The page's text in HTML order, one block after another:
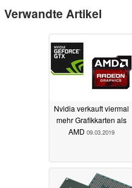
Verwandte Artikel
Nvidia verkauft viermal
mehr Grafikkarten als
AMD 09.03.2019